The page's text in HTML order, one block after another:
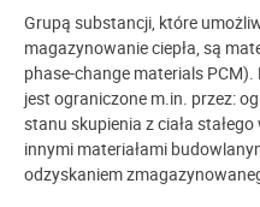
Grupą substancji, które
magazynowanie ciepła, są
phase-change materials
jest ograniczone m.in. przez:
stanu skupienia z ciała
innymi materiałami
odzyskaniem